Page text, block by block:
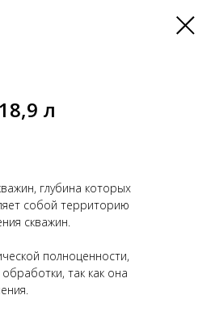
л
глубина которых
собой территорию
скважин.
полноценности,
так как она